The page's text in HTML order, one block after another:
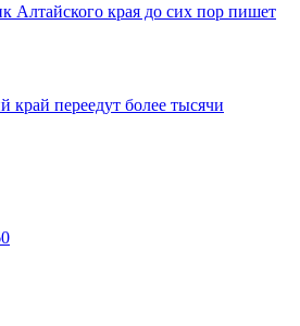
Алтайского края до сих пор пишет
край переедут более тысячи